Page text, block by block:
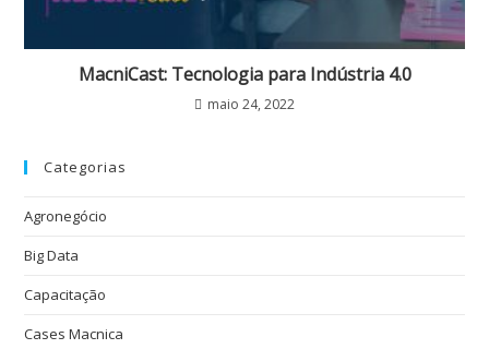
MacniCast: Tecnologia para Indústria 4.0
maio 24, 2022
Categorias
Agronegócio
Big Data
Capacitação
Cases Macnica